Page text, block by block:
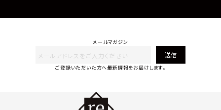
メールマガジン
送信
ご登録いただいた方へ最新情報をお届けします。